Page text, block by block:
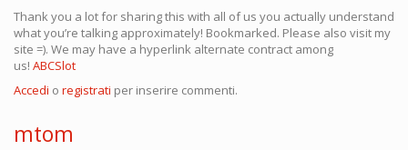
Thank you a lot for sharing this with all of us you actually understand
what you’re talking approximately! Bookmarked. Please also visit my
site =). We may have a hyperlink alternate contract among
us! ABCSlot
Accedi o registrati per inserire commenti.
mtom